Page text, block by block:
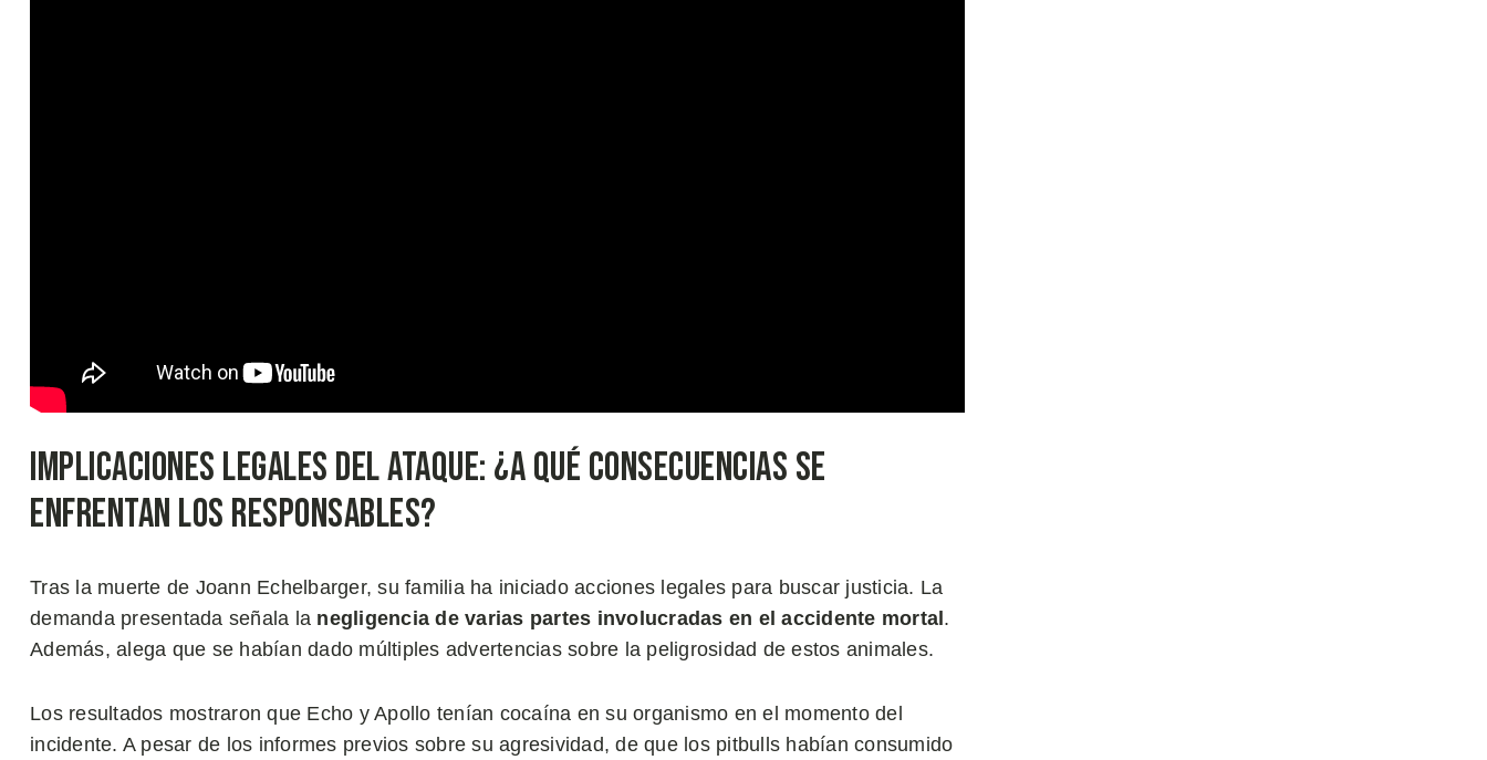
Implicaciones Legales del Ataque: ¿A Qué Consecuencias se
Enfrentan los Responsables?
Tras la muerte de Joann Echelbarger, su familia ha iniciado acciones legales para buscar justicia. La
demanda presentada señala la negligencia de varias partes involucradas en el accidente mortal .
Además, alega que se habían dado múltiples advertencias sobre la peligrosidad de estos animales.
Los resultados mostraron que Echo y Apollo tenían cocaína en su organismo en el momento del
incidente. A pesar de los informes previos sobre su agresividad, de que los pitbulls habían consumido